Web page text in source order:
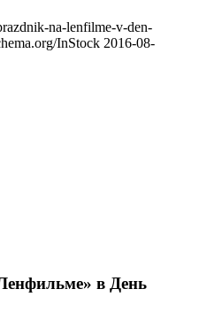
na-lenfilme-v-den-
InStock 2016-08-
в День